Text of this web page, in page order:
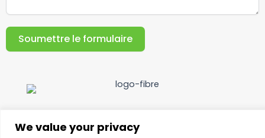
We value your privacy
F L Y
Soumettre le formulaire